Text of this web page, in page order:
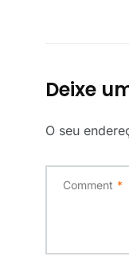
Deixe
O seu
Comment *